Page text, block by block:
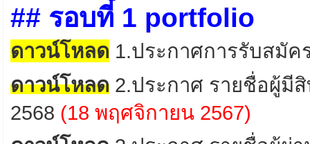
## รอบที่ 1 portfolio
ดาวน์โหลด 1.ประกาศการรับสมัค
ดาวน์โหลด 2.ประกาศ รายชื่อผู้มี
2568 (18 พฤศจิกายน 2567)